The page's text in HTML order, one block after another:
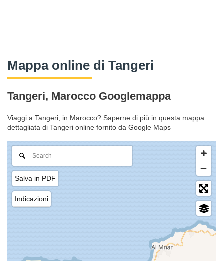
Mappa online di Tangeri
Tangeri, Marocco Googlemappa
Viaggi a Tangeri, in Marocco? Saperne di più in questa mappa
dettagliata di Tangeri online fornito da Google Maps
Salva in PDF
Indicazioni